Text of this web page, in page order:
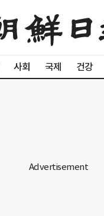
사회 국제 건강